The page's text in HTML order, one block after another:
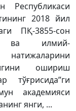
Республикаси
2018 йил
ПҚ-3855-сон
ва илмий-
ошириш
тўғрисида”ги
академияси
янги, ...